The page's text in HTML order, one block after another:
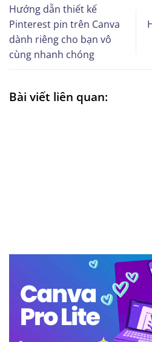
Hướng dẫn thiết kế
Pinterest pin trên Canva
dành riêng cho bạn vô
cùng nhanh chóng
Bài viết liên quan: